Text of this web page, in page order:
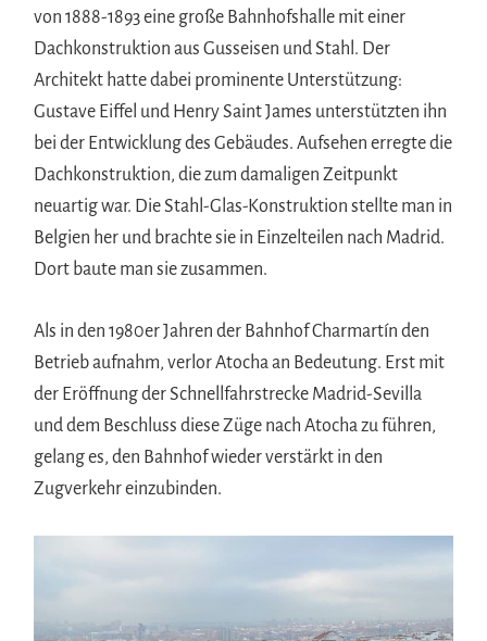
von 1888-1893 eine große Bahnhofshalle mit einer
Dachkonstruktion aus Gusseisen und Stahl. Der
Architekt hatte dabei prominente Unterstützung:
Gustave Eiffel und Henry Saint James unterstützten ihn
bei der Entwicklung des Gebäudes. Aufsehen erregte die
Dachkonstruktion, die zum damaligen Zeitpunkt
neuartig war. Die Stahl-Glas-Konstruktion stellte man in
Belgien her und brachte sie in Einzelteilen nach Madrid.
Dort baute man sie zusammen.
Als in den 1980er Jahren der Bahnhof Charmartín den
Betrieb aufnahm, verlor Atocha an Bedeutung. Erst mit
der Eröffnung der Schnellfahrstrecke Madrid-Sevilla
und dem Beschluss diese Züge nach Atocha zu führen,
gelang es, den Bahnhof wieder verstärkt in den
Zugverkehr einzubinden.